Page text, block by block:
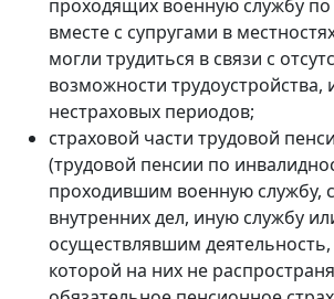
проходящих военную службу по
вместе с супругами в
могли трудиться в связи с
возможности трудоустройства,
нестраховых периодов;
страховой части трудовой
(трудовой пенсии по
проходившим военную службу,
внутренних дел, иную службу
осуществлявшим
которой на них не